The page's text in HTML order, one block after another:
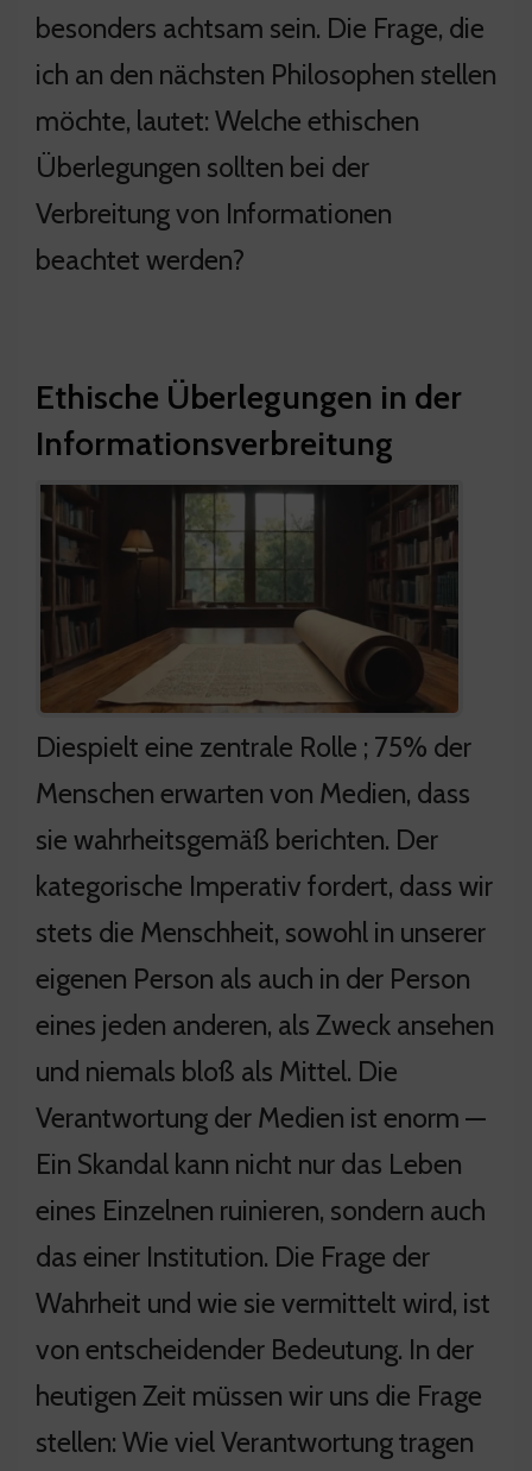
besonders achtsam sein. Die Frage, die
ich an den nächsten Philosophen stellen
möchte, lautet: Welche ethischen
Überlegungen sollten bei der
Verbreitung von Informationen
beachtet werden?
Ethische Überlegungen in der
Informationsverbreitung
Diespielt eine zentrale Rolle ; 75% der
Menschen erwarten von Medien, dass
sie wahrheitsgemäß berichten. Der
kategorische Imperativ fordert, dass wir
stets die Menschheit, sowohl in unserer
eigenen Person als auch in der Person
eines jeden anderen, als Zweck ansehen
und niemals bloß als Mittel. Die
Verantwortung der Medien ist enorm —
Ein Skandal kann nicht nur das Leben
eines Einzelnen ruinieren, sondern auch
das einer Institution. Die Frage der
Wahrheit und wie sie vermittelt wird, ist
von entscheidender Bedeutung. In der
heutigen Zeit müssen wir uns die Frage
stellen: Wie viel Verantwortung tragen